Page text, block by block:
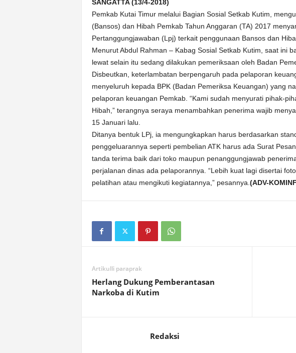
SANGATTA (13/4-2018)
Pemkab Kutai Timur melalui Bagian Sosial Setkab Kutim,
(Bansos) dan Hibah Pemkab Tahun Anggaran (TA) 2017
Pertanggungjawaban (Lpj) terkait penggunaan Bansos dan
Menurut Abdul Rahman – Kabag Sosial Setkab Kutim, saat ini
lewat selain itu sedang dilakukan pemeriksaan oleh Badan
Disbeutkan, keterlambatan berpengaruh pada pelaporan
menyeluruh kepada BPK (Badan Pemeriksa Keuangan) yang
pelaporan keuangan Pemkab. “Kami sudah menyurati pihak-
Hibah,” terangnya seraya menambahkan penerima wajib
15 Januari lalu.
Ditanya bentuk LPj, ia mengungkapkan harus berdasarkan
penggeluarannya seperti pembelian ATK harus ada Surat
tanda terima baik dari toko maupun penanggungjawab
perjalanan dinas ada pelaporannya. “Lebih kuat lagi disertai
pelatihan atau mengikuti kegiatannya,” pesannya. (ADV-
Artikulli paraprak
Herlang Dukung Pemberantasan
Narkoba di Kutim
Redaksi